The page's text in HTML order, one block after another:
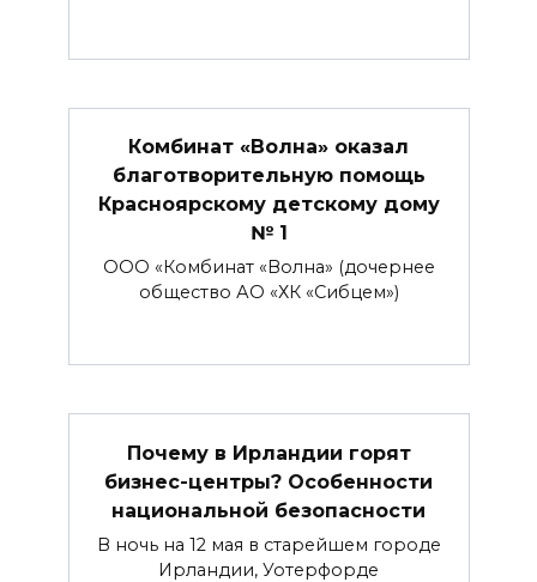
Комбинат «Волна» оказал
благотворительную помощь
Красноярскому детскому дому
№ 1
ООО «Комбинат «Волна» (дочернее
общество АО «ХК «Сибцем»)
Почему в Ирландии горят
бизнес-центры? Особенности
национальной безопасности
В ночь на 12 мая в старейшем городе
Ирландии, Уотерфорде